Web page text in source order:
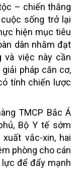
– chiến thắng
sống trở lại
hiện mục tiêu
dân nhằm đạt
và việc này cần
pháp căn cơ,
tính chiến lược
TMCP Bắc Á
Bộ Y tế sớm
vắc-xin, hai
phòng cho cán
lực để đẩy mạnh